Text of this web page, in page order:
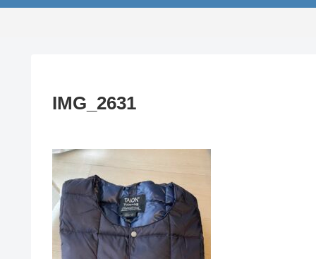
IMG_2631